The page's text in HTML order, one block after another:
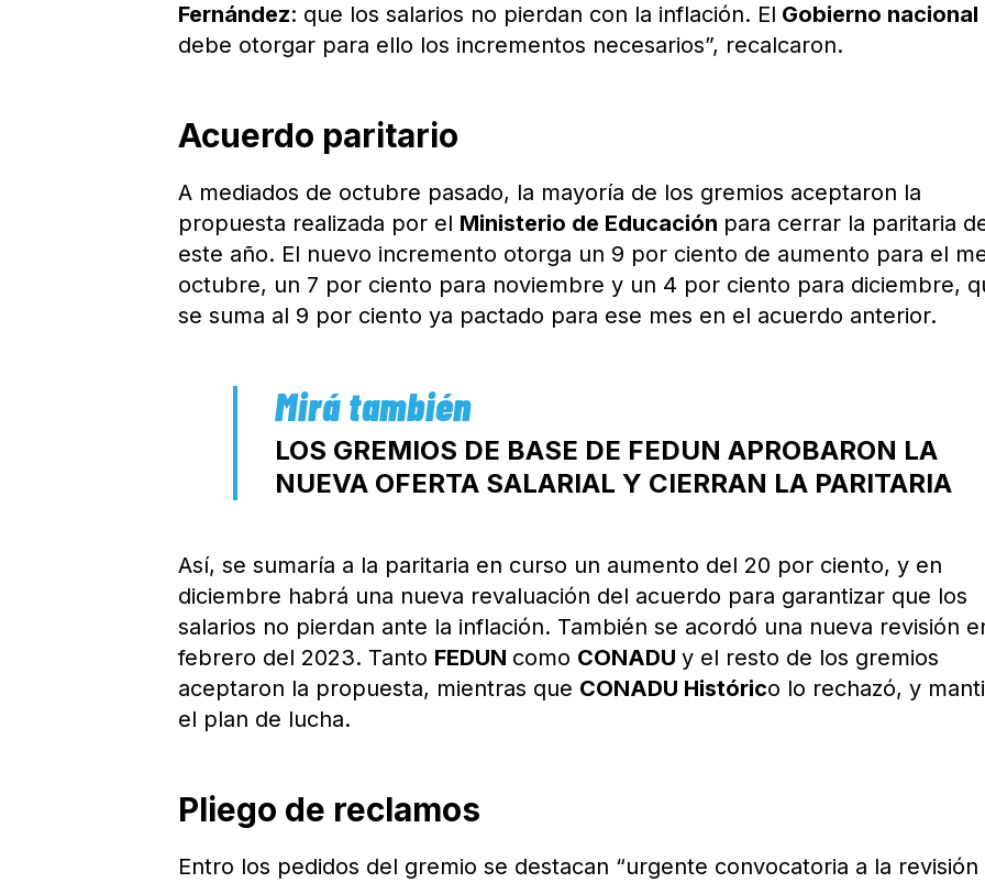
Fernández: que los salarios no pierdan con la inflación. El Gobierno nacional
debe otorgar para ello los incrementos necesarios”, recalcaron.
Acuerdo paritario
A mediados de octubre pasado, la mayoría de los gremios aceptaron la
propuesta realizada por el Ministerio de Educación para cerrar la paritaria
este año. El nuevo incremento otorga un 9 por ciento de aumento para el
octubre, un 7 por ciento para noviembre y un 4 por ciento para diciembre,
se suma al 9 por ciento ya pactado para ese mes en el acuerdo anterior.
LOS GREMIOS DE BASE DE FEDUN APROBARON LA
NUEVA OFERTA SALARIAL Y CIERRAN LA PARITARIA
Así, se sumaría a la paritaria en curso un aumento del 20 por ciento, y en
diciembre habrá una nueva revaluación del acuerdo para garantizar que los
salarios no pierdan ante la inflación. También se acordó una nueva revisión
febrero del 2023. Tanto FEDUN como CONADUy el resto de los gremios
aceptaron la propuesta, mientras que CONADU Histórico lo rechazó, y
el plan de lucha.
Pliego de reclamos
Entro los pedidos del gremio se destacan “urgente convocatoria a la revisión